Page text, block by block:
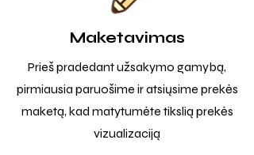
Maketavimas
Prieš pradedant užsakymo gamybą,
pirmiausia paruošime ir atsiųsime prekės
maketą, kad matytumėte tikslią prekės
vizualizaciją